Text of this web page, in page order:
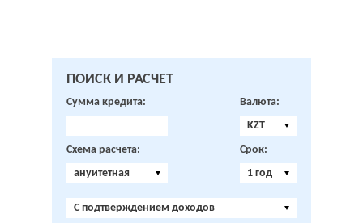
ПОИСК И РАСЧЕТ
Сумма кредита:
Валюта:
KZT
Схема расчета:
ануитетная
Срок:
1 год
C подтверждением доходов